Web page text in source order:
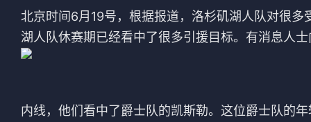
西甲 WNBA
北京时间6月19号，根据报道，洛杉矶湖人队对很
湖人队休赛期已经看中了很多引援目标。有消息人
内线，他们看中了爵士队的凯斯勒。这位爵士队的